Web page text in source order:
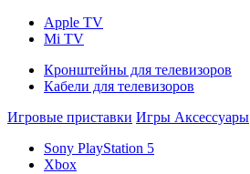
Apple TV
Mi TV
Кронштейны для телевизоров
Кабели для телевизоров
Игровые приставки Игры Аксессуары
Sony PlayStation 5
Xbox